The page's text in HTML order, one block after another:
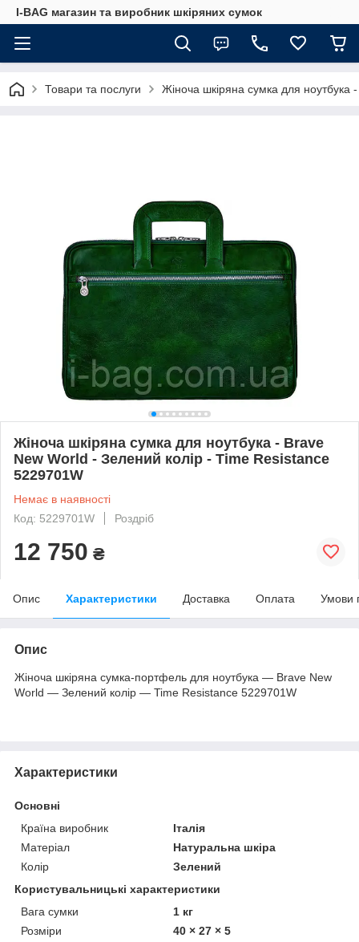
I-BAG магазин та виробник шкіряних сумок
Товари та послуги Жіноча шкіряна сумка для
Жіноча шкіряна сумка для ноутбука - Brave
New World - Зелений колір - Time Resistance
5229701W
Немає в наявності
Код: 5229701W
Роздріб
12 750 ₴
Опис Характеристики Доставка Оплата Умови
Опис
Жіноча шкіряна сумка-портфель для ноутбука — Brave New
World — Зелений колір — Time Resistance 5229701W
Характеристики
Основні
Країна виробник
Італія
Матеріал
Натуральна шкіра
Колір
Зелений
Користувальницькі характеристики
Вага сумки
1 кг
Розміри
40 × 27 × 5